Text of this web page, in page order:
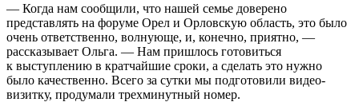
— Когда нам сообщили, что нашей семье доверено
представлять на форуме Орел и Орловскую область, это было
очень ответственно, волнующе, и, конечно, приятно, —
рассказывает Ольга. — Нам пришлось готовиться
к выступлению в кратчайшие сроки, а сделать это нужно
было качественно. Всего за сутки мы подготовили видео­
визитку, продумали трехминутный номер.